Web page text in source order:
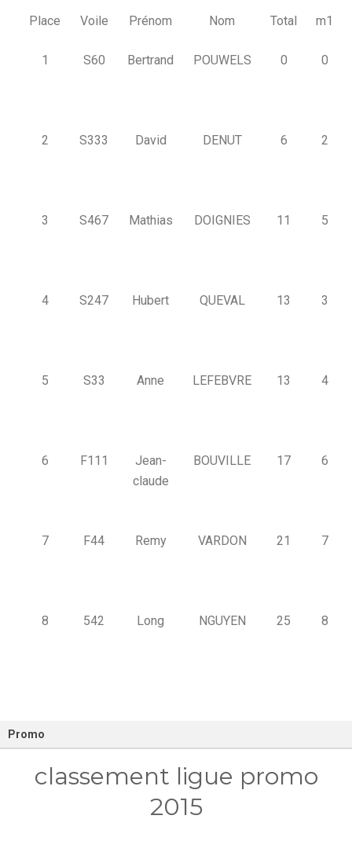
Place Voile Prénom Nom Total m1
1 S60 Bertrand POUWELS 0 0
2 S333 David DENUT 6 2
3 S467 Mathias DOIGNIES 11 5
4 S247 Hubert QUEVAL 13 3
5 S33 Anne LEFEBVRE 13 4
6 F111
Jean-
claude
BOUVILLE 17 6
7 F44 Remy VARDON 21 7
8 542 Long NGUYEN 25 8
Promo
classement ligue promo
2015